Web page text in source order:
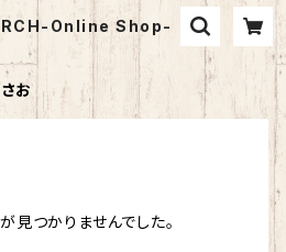
Online Shop-
お
見つかりませんでした。